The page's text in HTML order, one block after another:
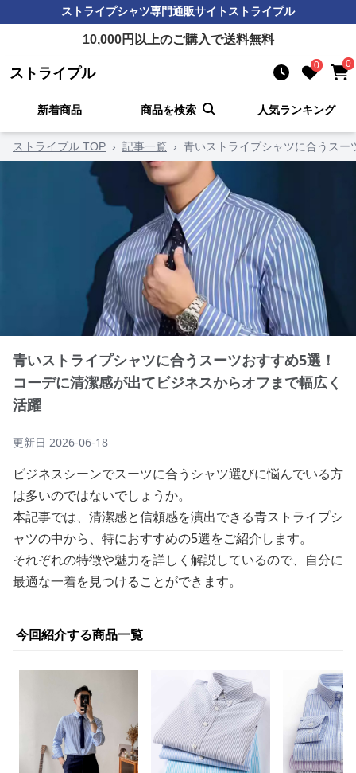
ストライプシャツ専門通販サイト ストライプル
10,000円以上のご購入で送料無料
ストライプル 0 0
新着商品 商品を検索 人気ランキング
ストライプル TOP › 記事一覧 › 青いストライプシャツに合うス
青いストライプシャツに合うスーツおすすめ5選！
コーデに清潔感が出てビジネスからオフまで幅広く
活躍
更新日 2026-06-18
ビジネスシーンでスーツに合うシャツ選びに悩んでいる方
は多いのではないでしょうか。
本記事では、清潔感と信頼感を演出できる青ストライプシ
ャツの中から、特におすすめの5選をご紹介します。
それぞれの特徴や魅力を詳しく解説しているので、自分に
最適な一着を見つけることができます。
今回紹介する商品一覧